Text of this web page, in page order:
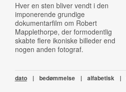
Hver en sten bliver vendt i den
imponerende grundige
dokumentarfilm om Robert
Mapplethorpe, der formodentlig
skabte flere ikoniske billeder end
nogen anden fotograf.
dato | bedømmelse | alfabetisk |